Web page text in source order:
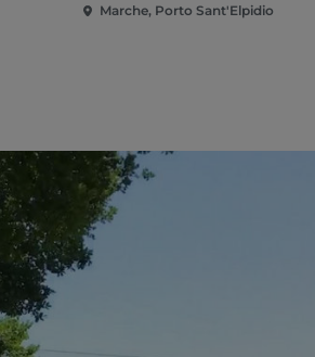
Marche, Porto Sant'Elpidio